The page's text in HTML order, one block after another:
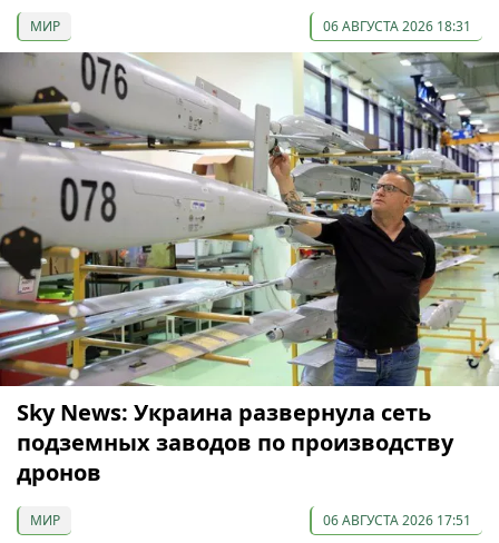
МИР 06 АВГУСТА 2026 18:31
Sky News: Украина развернула сеть
подземных заводов по производству
дронов
МИР 06 АВГУСТА 2026 17:51